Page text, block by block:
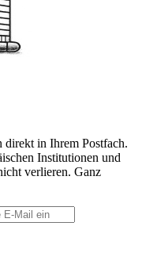
direkt in Ihrem Postfach.
Institutionen und
verlieren. Ganz